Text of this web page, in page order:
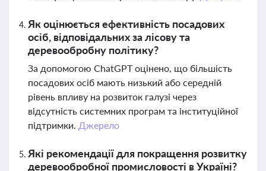
Як оцінюється ефективність посадових
осіб, відповідальних за лісову та
деревообробну політику?
За допомогою ChatGPT оцінено, що більшість
посадових осіб мають низький або середній
рівень впливу на розвиток галузі через
відсутність системних програм та інституційної
підтримки. Джерело
Які рекомендації для покращення розвитку
деревообробної промисловості в Україні?